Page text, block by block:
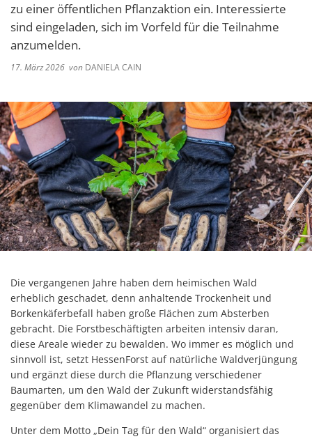
zu einer öffentlichen Pflanzaktion ein. Interessierte
sind eingeladen, sich im Vorfeld für die Teilnahme
anzumelden.
17. März 2026 von DANIELA CAIN
Die vergangenen Jahre haben dem heimischen Wald
erheblich geschadet, denn anhaltende Trockenheit und
Borkenkäferbefall haben große Flächen zum Absterben
gebracht. Die Forstbeschäftigten arbeiten intensiv daran,
diese Areale wieder zu bewalden. Wo immer es möglich und
sinnvoll ist, setzt HessenForst auf natürliche Waldverjüngung
und ergänzt diese durch die Pflanzung verschiedener
Baumarten, um den Wald der Zukunft widerstandsfähig
gegenüber dem Klimawandel zu machen.
Unter dem Motto „Dein Tag für den Wald“ organisiert das